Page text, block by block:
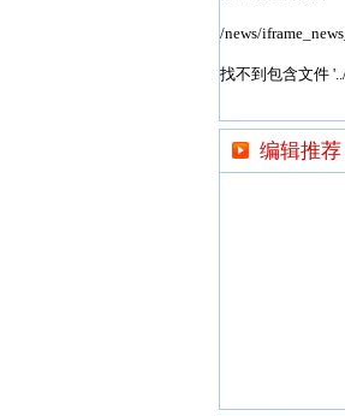
编辑推荐